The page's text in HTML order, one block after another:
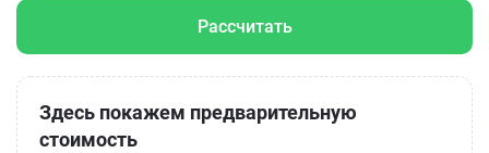
Рассчитать
Здесь покажем предварительную
стоимость